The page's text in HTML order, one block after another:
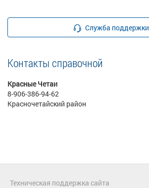
Служба поддержки
Контакты справочной
Красные Четаи
8-906-386-94-62
Красночетайский район
Техническая поддержка сайта